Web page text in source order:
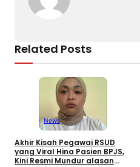
Related Posts
News
Akhir Kisah Pegawai RSUD
yang Viral Hina Pasien BPJS,
Kini Resmi Mundur alasan